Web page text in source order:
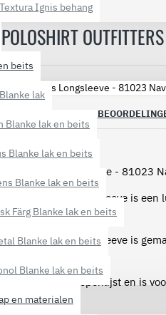
Ignis behang
beits
lak
Blanke lak en beits
Blanke lak en beits
Blanke lak en beits
Färg Blanke lak en beits
Blanke lak en beits
Blanke lak en beits
en materialen
Outfitters Longsleeve - 81023
Outfitters Longsleeve is een
collectie.
Outfitters Longsleeve is
katoen.
verstevigde knopenlijst en is